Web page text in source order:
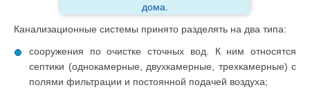
дома.
Канализационные системы принято разделять на два типа:
сооружения по очистке сточных вод. К ним относятся
септики (однокамерные, двухкамерные, трехкамерные) с
полями фильтрации и постоянной подачей воздуха;